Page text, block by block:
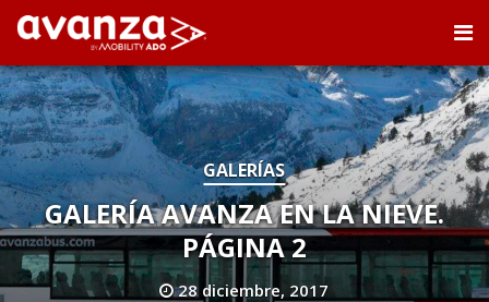
GALERÍAS
GALERÍA AVANZA EN LA NIEVE.
PÁGINA 2
28 diciembre, 2017